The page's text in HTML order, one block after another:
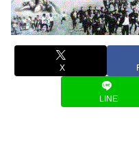
X
LINE